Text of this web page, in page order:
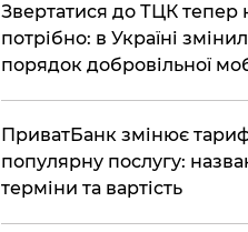
​Звертатися до ТЦК тепер
потрібно: в Україні
порядок добровільної
​ПриватБанк змінює
популярну послугу:
терміни та вартість